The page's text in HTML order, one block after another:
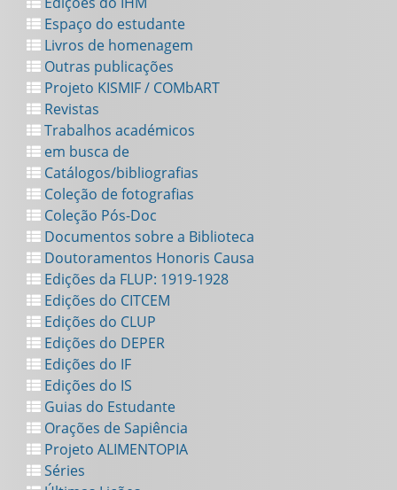
Espaço do estudante
Livros de homenagem
Outras publicações
Projeto KISMIF / COMbART
Revistas
Trabalhos académicos
em busca de
Catálogos/bibliografias
Coleção de fotografias
Coleção Pós-Doc
Documentos sobre a Biblioteca
Doutoramentos Honoris Causa
Edições da FLUP: 1919-1928
Edições do CITCEM
Edições do CLUP
Edições do DEPER
Edições do IF
Edições do IS
Guias do Estudante
Orações de Sapiência
Projeto ALIMENTOPIA
Séries